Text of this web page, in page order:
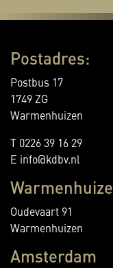
Postadres:
Postbus 17
1749 ZG
Warmenhuizen
T 0226 39 16 29
E info@kdbv.nl
Oudevaart 91
Warmenhuizen
Amsterdam